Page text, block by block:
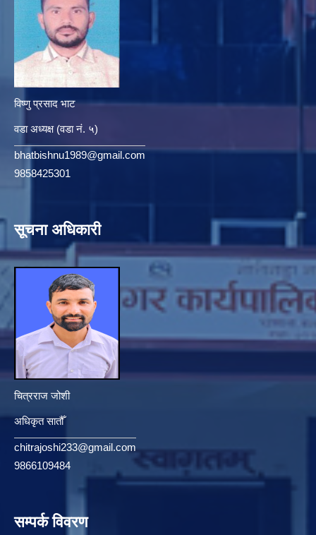
विष्णु प्रसाद भाट
वडा अध्यक्ष (वडा नं. ५)
bhatbishnu1989@gmail.com
9858425301
सूचना अधिकारी
चित्रराज जोशी
अधिकृत सातौँ
chitrajoshi233@gmail.com
9866109484
सम्पर्क विवरण